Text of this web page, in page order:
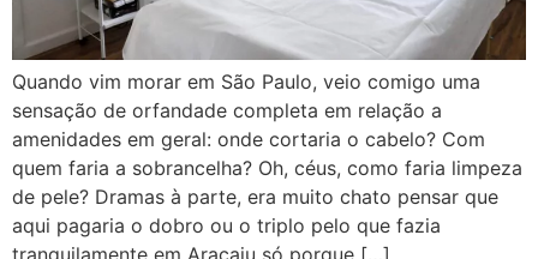
Quando vim morar em São Paulo, veio comigo uma
sensação de orfandade completa em relação a
amenidades em geral: onde cortaria o cabelo? Com
quem faria a sobrancelha? Oh, céus, como faria limpeza
de pele? Dramas à parte, era muito chato pensar que
aqui pagaria o dobro ou o triplo pelo que fazia
tranquilamente em Aracaju só porque […]